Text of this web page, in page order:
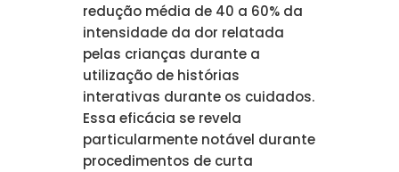
redução média de 40 a 60% da
intensidade da dor relatada
pelas crianças durante a
utilização de histórias
interativas durante os cuidados.
Essa eficácia se revela
particularmente notável durante
procedimentos de curta